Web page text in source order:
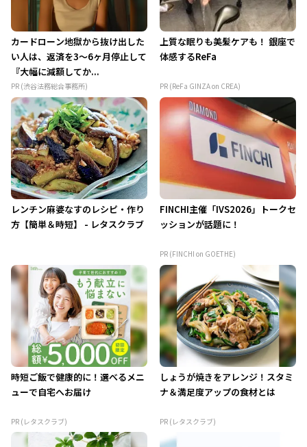
カードローン地獄から抜け出した
い人は、返済を3～6ヶ月停止して
『大幅に減額してか...
PR (渋谷法務総合事務所)
上質な眠りも美髪ケアも！ 銀座で
体感するReFa
PR (ReFa GINZA on CREA)
レンチン麻婆なすのレシピ・作り
方【簡単＆時短】 - レタスクラブ
FINCHI主催「IVS2026」トークセ
ッションが話題に！
PR (FINCHI on GOETHE)
時短ご飯で健康的に！選べるメニ
ューで自宅へお届け
PR (レタスクラブ)
しょうが焼きをアレンジ！スタミ
ナ＆満足度アップの食材とは
PR (レタスクラブ)